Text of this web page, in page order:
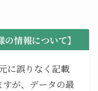
の情報について】
に誤りなく記載
が、データの最